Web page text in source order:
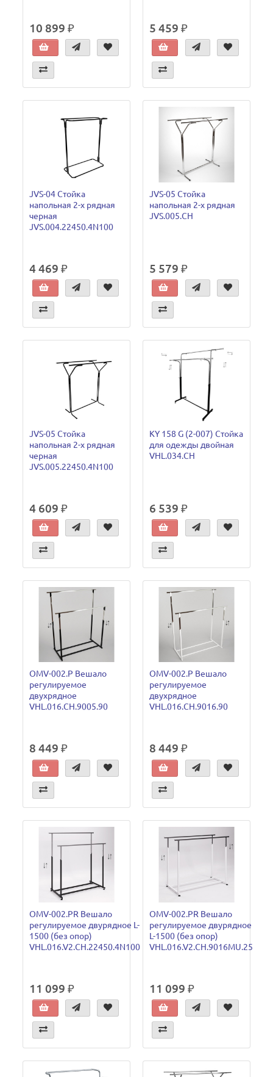
10 899 ₽ 5 459 ₽
JVS-04 Стойка
напольная 2-х рядная
черная
JVS.004.22450.4N100
4 469 ₽
JVS-05 Стойка
напольная 2-х рядная
JVS.005.CH
5 579 ₽
JVS-05 Стойка
напольная 2-х рядная
черная
JVS.005.22450.4N100
4 609 ₽
KY 158 G (2-007) Стойка
для одежды двойная
VHL.034.CH
6 539 ₽
OMV-002.P Вешало
регулируемое
двухрядное
VHL.016.CH.9005.90
8 449 ₽
OMV-002.P Вешало
регулируемое
двухрядное
VHL.016.CH.9016.90
8 449 ₽
OMV-002.PR Вешало
регулируемое двурядное L-
1500 (без опор)
VHL.016.V2.CH.22450.4N100
11 099 ₽
OMV-002.PR Вешало
регулируемое двурядное
L-1500 (без опор)
VHL.016.V2.CH.9016MU.25
11 099 ₽